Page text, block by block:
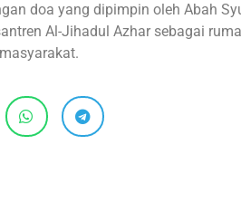
doa yang dipimpin oleh Abah
Al-Jihadul Azhar sebagai